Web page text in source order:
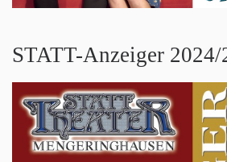
STATT-Anzeiger 2024/